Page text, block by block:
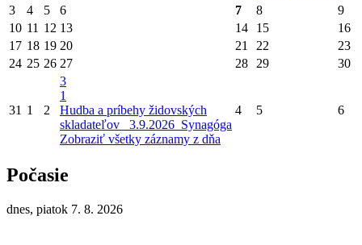
3 4 5 6 7 8
9
10 11 12 13 14 15
16
17 18 19 20 21 22
23
24 25 26 27 28 29 30
31 1 2
3
1
Hudba a príbehy židovských
skladateľov_ 3.9.2026_Synagóga
Zobraziť všetky záznamy z dňa
4 5 6
Počasie
dnes, piatok 7. 8. 2026